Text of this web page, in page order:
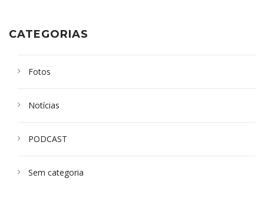
CATEGORIAS
Fotos
Notícias
PODCAST
Sem categoria